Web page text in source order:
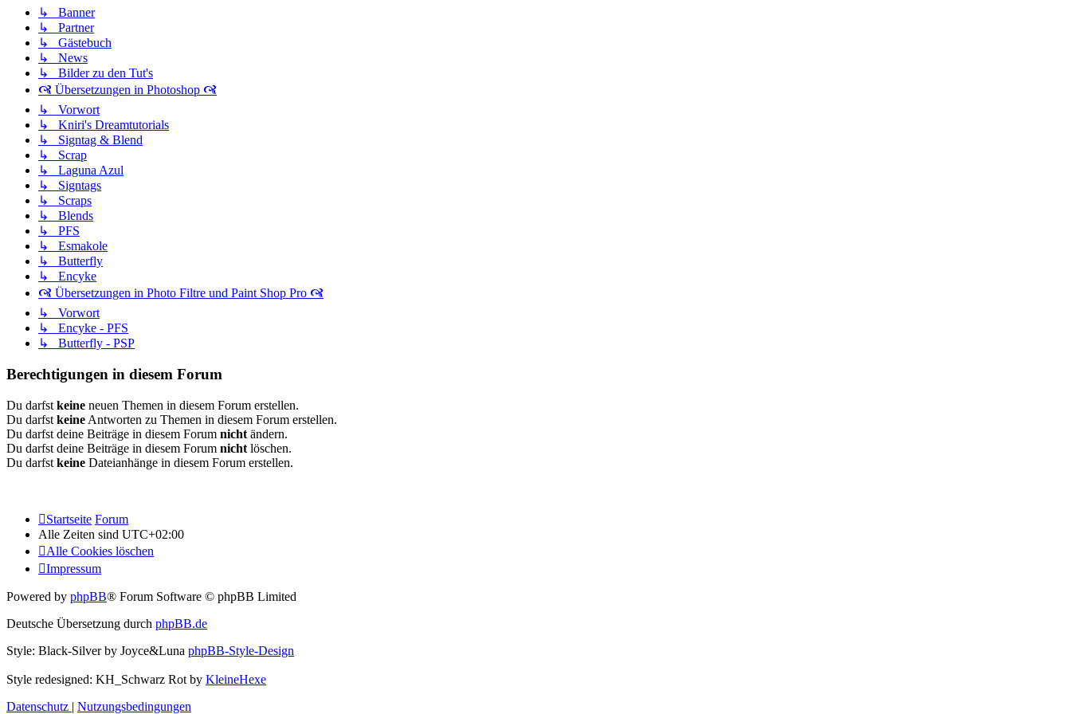
↳ Banner
↳ Partner
↳ Gästebuch
↳ News
↳ Bilder zu den Tut's
🙧 Übersetzungen in Photoshop 🙧
↳ Vorwort
↳ Kniri's Dreamtutorials
↳ Signtag & Blend
↳ Scrap
↳ Laguna Azul
↳ Signtags
↳ Scraps
↳ Blends
↳ PFS
↳ Esmakole
↳ Butterfly
↳ Encyke
🙧 Übersetzungen in Photo Filtre und Paint Shop Pro 🙧
↳ Vorwort
↳ Encyke - PFS
↳ Butterfly - PSP
Berechtigungen in diesem Forum
Du darfst keine neuen Themen in diesem Forum erstellen.
Du darfst keine Antworten zu Themen in diesem Forum erstellen.
Du darfst deine Beiträge in diesem Forum nicht ändern.
Du darfst deine Beiträge in diesem Forum nicht löschen.
Du darfst keine Dateianhänge in diesem Forum erstellen.
Startseite Forum
Alle Zeiten sind UTC+02:00
Alle Cookies löschen
Impressum
Powered by phpBB® Forum Software © phpBB Limited
Deutsche Übersetzung durch phpBB.de
Style: Black-Silver by Joyce&Luna phpBB-Style-Design
Style redesigned: KH_Schwarz Rot by KleineHexe
Datenschutz | Nutzungsbedingungen